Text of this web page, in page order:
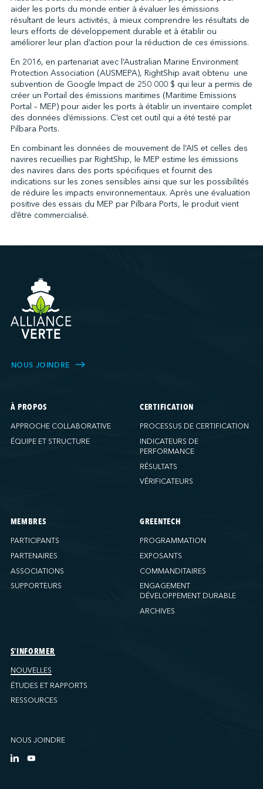
↩︎
aider les ports du monde entier à évaluer les émissions
résultant de leurs activités, à mieux comprendre les résultats de
leurs efforts de développement durable et à établir ou
améliorer leur plan d’action pour la réduction de ces émissions.
En 2016, en partenariat avec l’Australian Marine Environment
Protection Association (AUSMEPA), RightShip avait obtenu une
subvention de Google Impact de 250 000 $ qui leur a permis de
créer un Portail des émissions maritimes (Maritime Emissions
Portal – MEP) pour aider les ports à établir un inventaire complet
des données d’émissions. C’est cet outil qui a été testé par
Pilbara Ports.
En combinant les données de mouvement de l’AIS et celles des
navires recueillies par RightShip, le MEP estime les émissions
des navires dans des ports spécifiques et fournit des
indications sur les zones sensibles ainsi que sur les possibilités
de réduire les impacts environnementaux. Après une évaluation
positive des essais du MEP par Pilbara Ports, le produit vient
d’être commercialisé.
NOUS JOINDRE
À PROPOS
APPROCHE COLLABORATIVE
ÉQUIPE ET STRUCTURE
CERTIFICATION
PROCESSUS DE CERTIFICATION
INDICATEURS DE
PERFORMANCE
RÉSULTATS
VÉRIFICATEURS
MEMBRES
PARTICIPANTS
PARTENAIRES
ASSOCIATIONS
SUPPORTEURS
GREENTECH
PROGRAMMATION
EXPOSANTS
COMMANDITAIRES
ENGAGEMENT
DÉVELOPPEMENT DURABLE
ARCHIVES
S'INFORMER
NOUVELLES
ÉTUDES ET RAPPORTS
RESSOURCES
NOUS JOINDRE